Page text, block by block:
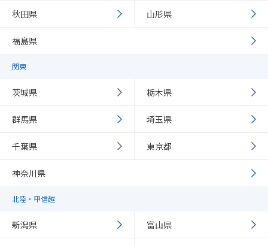
秋田県 山形県
福島県
関東
茨城県 栃木県
群馬県 埼玉県
千葉県 東京都
神奈川県
北陸・甲信越
新潟県 富山県